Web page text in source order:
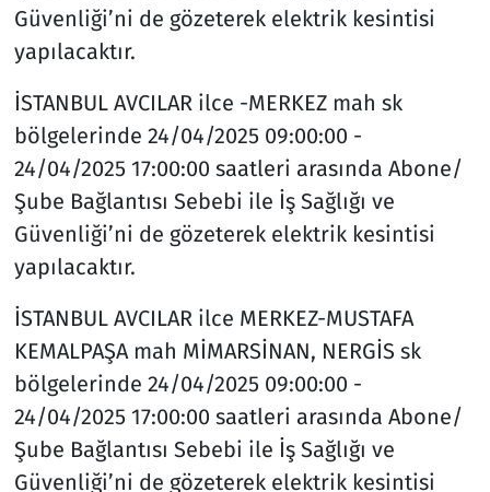
Güvenliği’ni de gözeterek elektrik kesintisi
yapılacaktır.
İSTANBUL AVCILAR ilce -MERKEZ mah sk
bölgelerinde 24/04/2025 09:00:00 -
24/04/2025 17:00:00 saatleri arasında Abone/
Şube Bağlantısı Sebebi ile İş Sağlığı ve
Güvenliği’ni de gözeterek elektrik kesintisi
yapılacaktır.
İSTANBUL AVCILAR ilce MERKEZ-MUSTAFA
KEMALPAŞA mah MİMARSİNAN, NERGİS sk
bölgelerinde 24/04/2025 09:00:00 -
24/04/2025 17:00:00 saatleri arasında Abone/
Şube Bağlantısı Sebebi ile İş Sağlığı ve
Güvenliği’ni de gözeterek elektrik kesintisi